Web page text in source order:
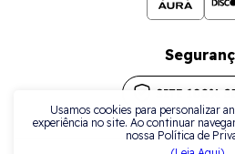
Usamos cookies para personalizar
experiência no site. Ao continuar
nossa Política de